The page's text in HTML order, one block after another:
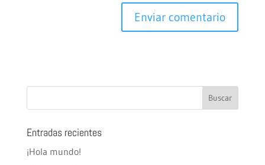
Entradas recientes
¡Hola mundo!